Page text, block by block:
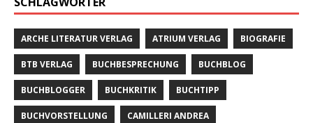
ARCHE LITERATUR VERLAG ATRIUM VERLAG BIOGRAFIE
BTB VERLAG BUCHBESPRECHUNG BUCHBLOG
BUCHBLOGGER BUCHKRITIK BUCHTIPP
BUCHVORSTELLUNG CAMILLERI ANDREA